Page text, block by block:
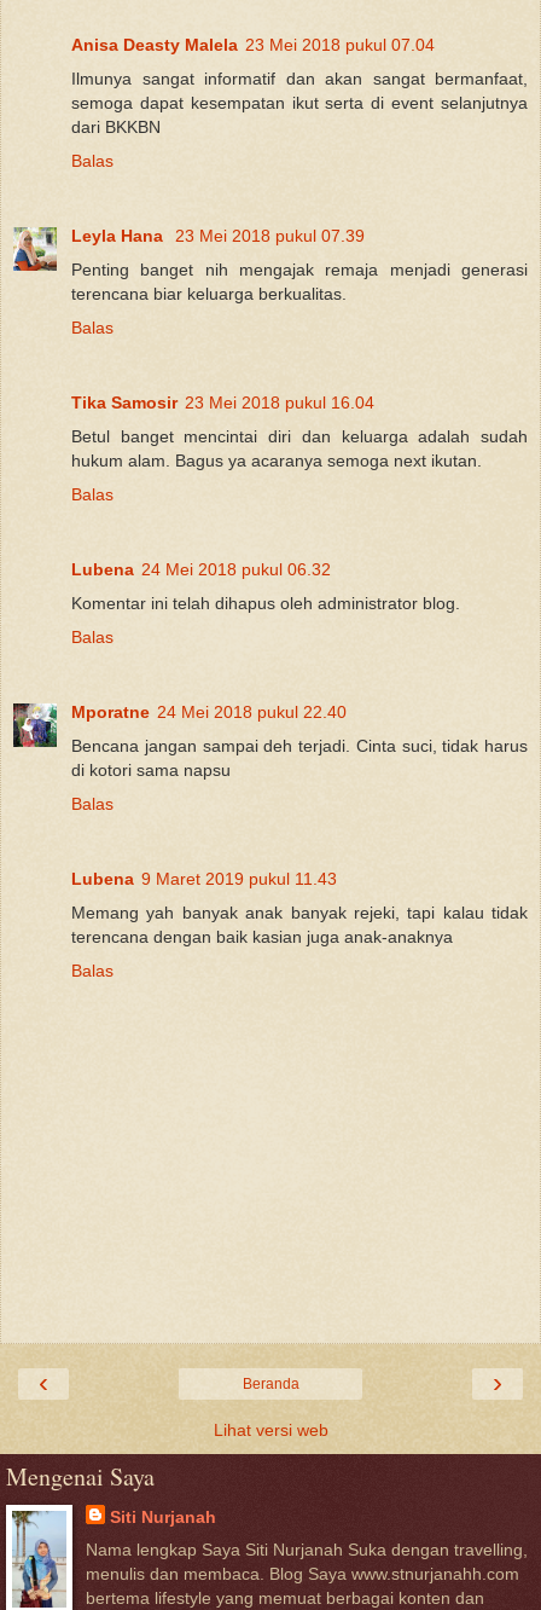
Anisa Deasty Malela 23 Mei 2018 pukul 07.04
Ilmunya sangat informatif dan akan sangat bermanfaat,
semoga dapat kesempatan ikut serta di event selanjutnya
dari BKKBN
Balas
Leyla Hana
23 Mei 2018 pukul 07.39
Penting banget nih mengajak remaja menjadi generasi
terencana biar keluarga berkualitas.
Balas
Tika Samosir 23 Mei 2018 pukul 16.04
Betul banget mencintai diri dan keluarga adalah sudah
hukum alam. Bagus ya acaranya semoga next ikutan.
Balas
Lubena 24 Mei 2018 pukul 06.32
Komentar ini telah dihapus oleh administrator blog.
Balas
Mporatne 24 Mei 2018 pukul 22.40
Bencana jangan sampai deh terjadi. Cinta suci, tidak harus
di kotori sama napsu
Balas
Lubena 9 Maret 2019 pukul 11.43
Memang yah banyak anak banyak rejeki, tapi kalau tidak
terencana dengan baik kasian juga anak-anaknya
Balas
‹ ›
Beranda
Lihat versi web
Mengenai Saya
Siti Nurjanah
Nama lengkap Saya Siti Nurjanah Suka dengan travelling,
menulis dan membaca. Blog Saya www.stnurjanahh.com
bertema lifestyle yang memuat berbagai konten dan